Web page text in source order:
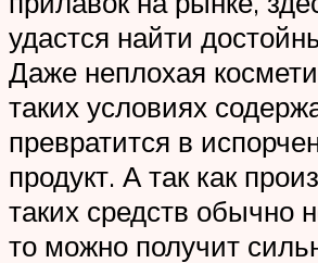
удастся найти
Даже неплохая
таких условиях
превратится в
продукт. А так как
таких средств обычно
то можно получит